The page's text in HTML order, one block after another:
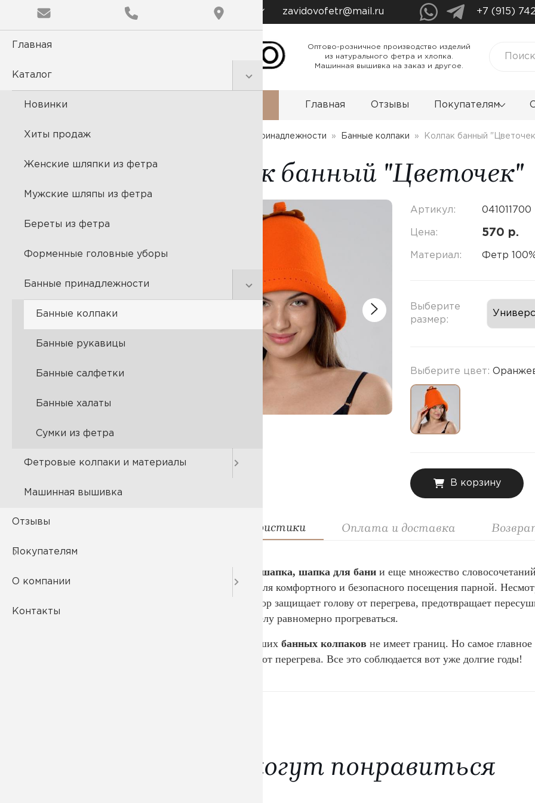
Доставка по всей России zavidovofetr@mail.ru +7 (915)
Оптово-розничное производство изделий
из натурального фетра и хлопка.
Машинная вышивка на заказ и другое.
Главная Отзывы Покупателям
Банные принадлежности Банные колпаки Колпак банный
Колпак банный "Цветочек"
Артикул: 041011700
Цена: 570 р.
Материал: Фетр
Выберите
размер:
Выберите цвет:
В корзину
Описание и характеристики Оплата и доставка
Банный колпак, банная шапка, шапка для бани и еще множество
обязательному элементу для комфортного и безопасного посещения парной.
температуру, головной убор защищает голову от перегрева, предотвращает
тепло внутри, позволяя телу равномерно прогреваться.
Разнообразие и форма наших банных колпаков не имеет границ. Но самое
задача - защищать голову от перегрева. Все это соблюдается вот уже долгие годы!
Вам могут понравиться
Главная
Каталог
Новинки
Хиты продаж
Женские шляпки из фетра
Мужские шляпы из фетра
Береты из фетра
Форменные головные уборы
Банные принадлежности
Банные колпаки
Банные рукавицы
Банные салфетки
Банные халаты
Сумки из фетра
Фетровые колпаки и материалы
Машинная вышивка
Отзывы
Покупателям
О компании
Контакты
Обычная версия сайта
Цветовая схема:
C
Размер шрифта:
Times New Roman Arial